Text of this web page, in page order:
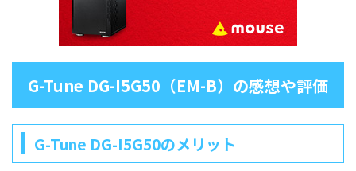
G-Tune DG-I5G50（EM-B）の感想や評価
G-Tune DG-I5G50のメリット